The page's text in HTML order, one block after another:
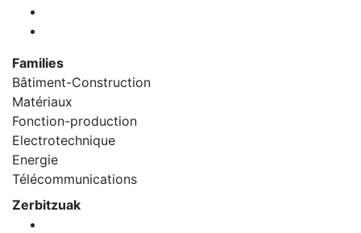
Families
Bâtiment-Construction
Matériaux
Fonction-production
Electrotechnique
Energie
Télécommunications
Zerbitzuak